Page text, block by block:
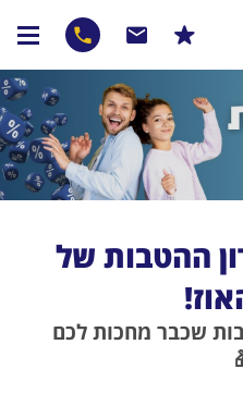
ההטבות של
שכבר מחכות לכם